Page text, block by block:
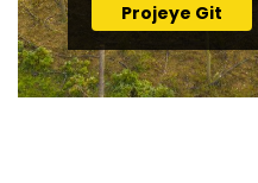
Projeye Git